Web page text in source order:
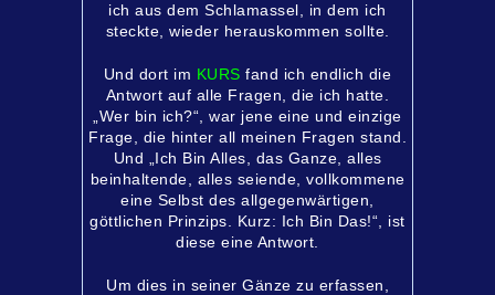
ich aus dem Schlamassel, in dem ich
steckte, wieder herauskommen sollte.
Und dort im KURSfand ich endlich die
Antwort auf alle Fragen, die ich hatte.
„Wer bin ich?“, war jene eine und einzige
Frage, die hinter all meinen Fragen stand.
Und „ Ich Bin Alles, das Ganze, alles
beinhaltende, alles seiende, vollkommene
eine Selbstdes allgegenwärtigen,
göttlichen Prinzips. Kurz: Ich Bin Das!“, ist
diese eine Antwort.
Um dies in seiner Gänze zu erfassen,